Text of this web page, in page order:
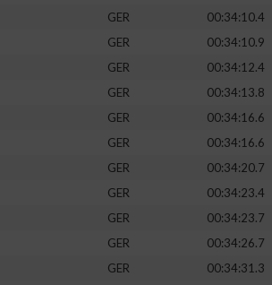
GER
00:34:10.4
GER
00:34:10.9
GER
00:34:12.4
GER
00:34:13.8
GER
00:34:16.6
GER
00:34:16.6
GER
00:34:20.7
GER
00:34:23.4
GER 00:34:23.7
GER
00:34:26.7
GER
00:34:31.3
von Daten aus